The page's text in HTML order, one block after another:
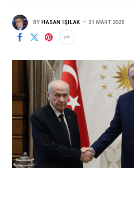
BY HASAN IŞILAK 31 MART 2025